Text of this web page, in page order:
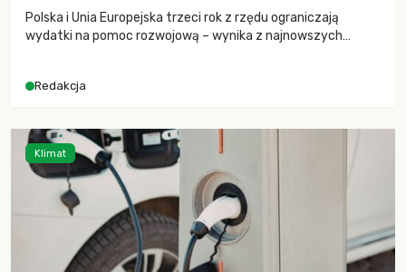
Polska i Unia Europejska trzeci rok z rzędu ograniczają
wydatki na pomoc rozwojową – wynika z najnowszych
odnotowano największe tąpnięcie ODA w historii. Jakie będą
kryzysami i ubóstwem?
Redakcja
Klimat